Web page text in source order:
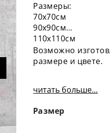
Размеры:
70х70см
90х90см
110х110см
Возможно
размере и цвете.
читать больше...
Размер